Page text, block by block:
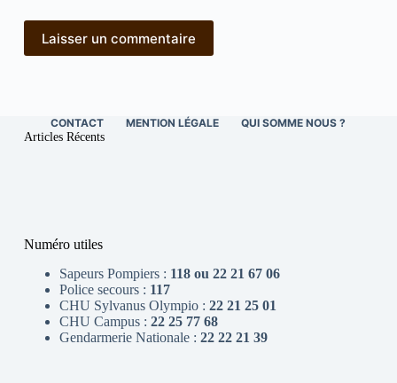
Laisser un commentaire
CONTACT MENTION LÉGALE QUI SOMME NOUS ?
Articles Récents
Numéro utiles
Sapeurs Pompiers : 118 ou 22 21 67 06
Police secours : 117
CHU Sylvanus Olympio : 22 21 25 01
CHU Campus : 22 25 77 68
Gendarmerie Nationale : 22 22 21 39